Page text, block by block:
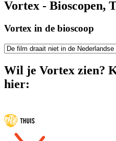
Vortex - Bioscopen,
Vortex in de bioscoop
Wil je Vortex zien?
hier: